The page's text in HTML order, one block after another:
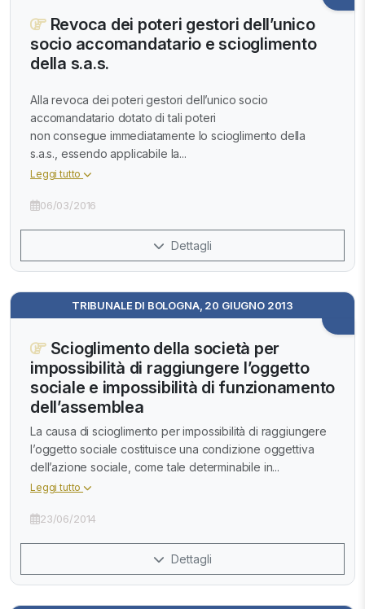
Revoca dei poteri gestori dell’unico
socio accomandatario e scioglimento
della s.a.s.
Alla revoca dei poteri gestori dell’unico socio
accomandatario dotato di tali poteri
non consegue immediatamente lo scioglimento della
s.a.s., essendo applicabile la...
Leggi tutto
06/03/2016
Dettagli
TRIBUNALE DI BOLOGNA, 20 GIUGNO 2013
Scioglimento della società per
impossibilità di raggiungere l’oggetto
sociale e impossibilità di funzionamento
dell’assemblea
La causa di scioglimento per impossibilità di raggiungere
l’oggetto sociale costituisce una condizione oggettiva
dell’azione sociale, come tale determinabile in...
Leggi tutto
23/06/2014
Dettagli